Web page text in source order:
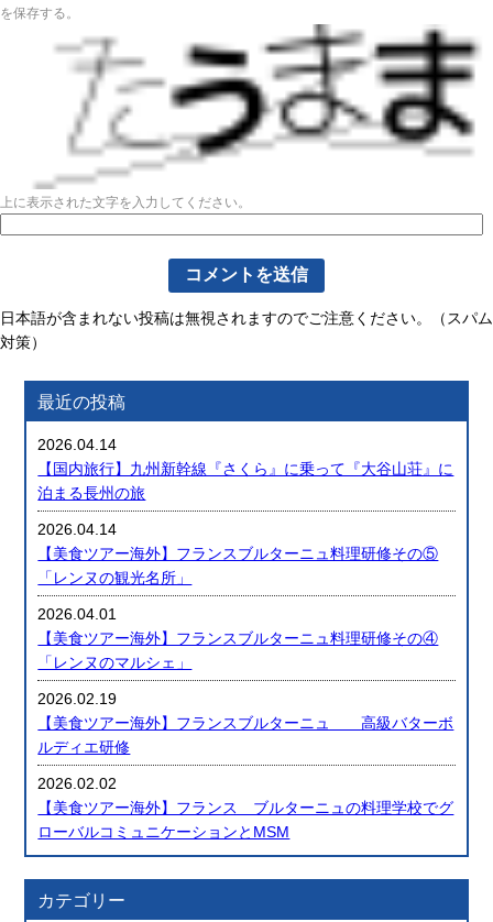
を保存する。
上に表示された文字を入力してください。
日本語が含まれない投稿は無視されますのでご注意ください。（スパム
対策）
最近の投稿
2026.04.14
【国内旅行】九州新幹線『さくら』に乗って『大谷山荘』に
泊まる長州の旅
2026.04.14
【美食ツアー海外】フランスブルターニュ料理研修その⑤
「レンヌの観光名所」
2026.04.01
【美食ツアー海外】フランスブルターニュ料理研修その④
「レンヌのマルシェ」
2026.02.19
【美食ツアー海外】フランスブルターニュ 高級バターボ
ルディエ研修
2026.02.02
【美食ツアー海外】フランス ブルターニュの料理学校でグ
ローバルコミュニケーションとMSM
カテゴリー